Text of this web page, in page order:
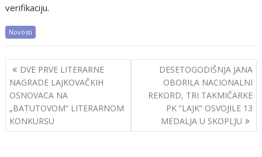
verifikaciju.
Novosti
Post
navigation
DVE PRVE LITERARNE
NAGRADE LAJKOVAČKIH
OSNOVACA NA
„BATUTOVOM“ LITERARNOM
KONKURSU
DESETOGODIŠNJA JANA
OBORILA NACIONALNI
REKORD, TRI TAKMIČARKE
PK “LAJK” OSVOJILE 13
MEDALJA U SKOPLJU